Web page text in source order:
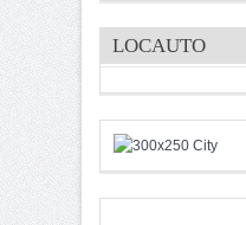
LOCAUTO